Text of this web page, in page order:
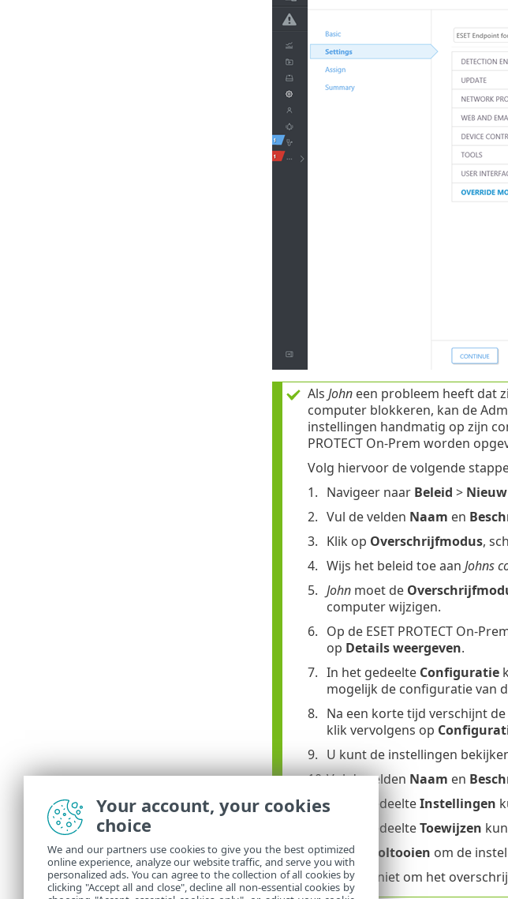
Als Johneen probleem heeft dat
computer blokkeren, kan de
instellingen handmatig op zijn
PROTECT On-Prem worden
Volg hiervoor de volgende
Navigeer naar Beleid >
Vul de velden Naam en
Klik op Overschrijfmodus,
Wijs het beleid toe aan Johns
Johnmoet de
computer wijzigen.
Op de ESET PROTECT On-
op Details weergeven.
In het gedeelte Configuratie
mogelijk de configuratie van
Na een korte tijd verschijnt
klik vervolgens op
U kunt de instellingen
Vul de velden Naam en
In het gedeelteInstellingen
In het gedeelteToewijzen
Klik op
Voltooien om de
Vergeet niet om het
Your account, your cookies
choice
We and our partners use cookies to give you the best optimized
online experience, analyze our website traffic, and serve you with
personalized ads. You can agree to the collection of all cookies by
clicking "Accept all and close", decline all non-essential cookies by